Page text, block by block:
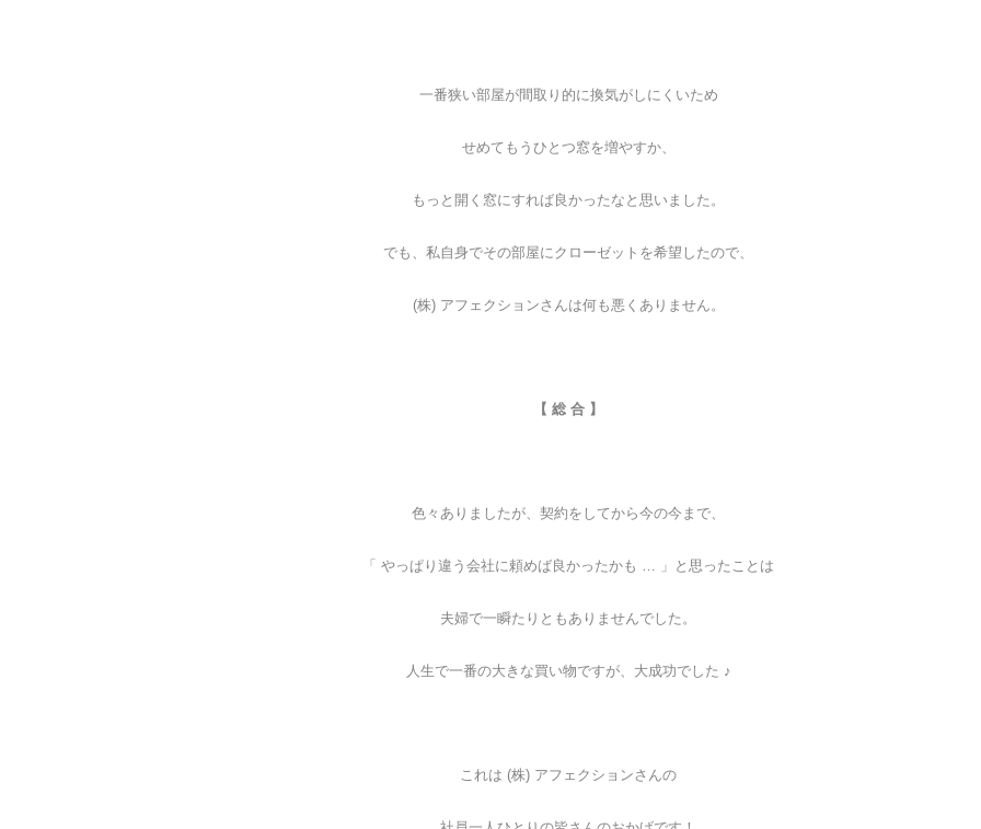
一番狭い部屋が間取り的に換気がしにくいため
せめてもうひとつ窓を増やすか、
もっと開く窓にすれば良かったなと思いました。
でも、私自身でその部屋にクローゼットを希望したので、
(株) アフェクションさんは何も悪くありません。
【 総 合 】
色々ありましたが、契約をしてから今の今まで、
「 やっぱり違う会社に頼めば良かったかも … 」と思ったことは
夫婦で一瞬たりともありませんでした。
人生で一番の大きな買い物ですが、大成功でした ♪
これは (株) アフェクションさんの